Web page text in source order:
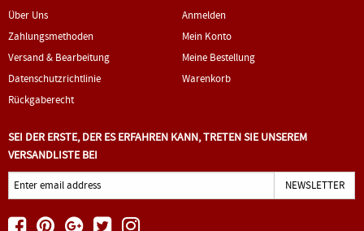
Über Uns
Zahlungsmethoden
Versand & Bearbeitung
Datenschutzrichtlinie
Rückgaberecht
Anmelden
Mein Konto
Meine Bestellung
Warenkorb
SEI DER ERSTE, DER ES ERFAHREN KANN, TRETEN SIE UNSEREM
VERSANDLISTE BEI